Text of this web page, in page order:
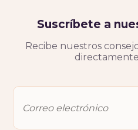
Suscríbete a
Recibe nuestros